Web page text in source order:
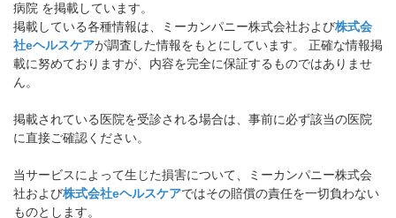
病院 を掲載しています。
掲載している各種情報は、ミーカンパニー株式会社および株式会
社eヘルスケアが調査した情報をもとにしています。 正確な情報掲
載に努めておりますが、内容を完全に保証するものではありませ
ん。
掲載されている医院を受診される場合は、事前に必ず該当の医院
に直接ご確認ください。
当サービスによって生じた損害について、ミーカンパニー株式会
社および株式会社eヘルスケアではその賠償の責任を一切負わない
ものとします。